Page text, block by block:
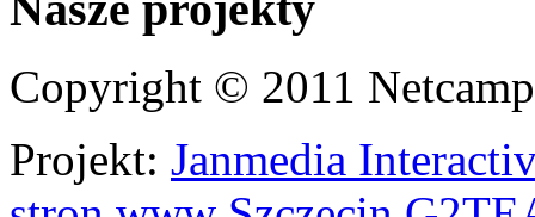
Copyright © 2011
Projekt: Janmedia